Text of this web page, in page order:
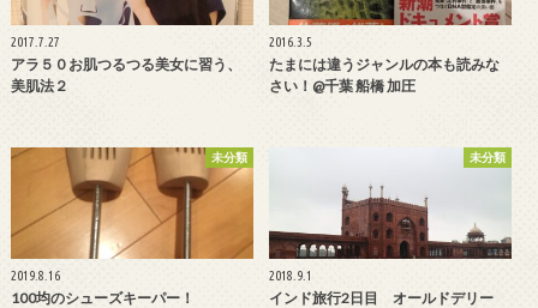
2017.7.27
アラ５０お肌つるつる美女に習う、
美肌法２
2016.3.5
たまには違うジャンルの本も読みな
さい！@千葉 船橋 加圧
未分類
2019.8.16
100均のシューズキーパー！
未分類
2018.9.1
インド旅行2日目 オールドデリー